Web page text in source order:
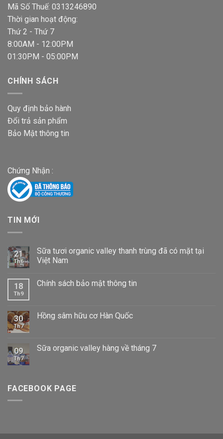
Mã Số Thuế: 0313246890
Thời gian hoạt động:
Thứ 2 - Thứ 7
8:00AM - 12:00PM
01:30PM - 05:00PM
CHÍNH SÁCH
Quy định bảo hành
Đổi trả sản phẩm
Bảo Mật thông tin
Chứng Nhận :
TIN MỚI
21
Th6
Sữa tươi organic valley thanh trùng đã có mặt tại
Việt Nam
18
Th9
Chính sách bảo mật thông tin
30
Th7
Hồng sâm hữu cơ Hàn Quốc
09
Th7
Sữa organic valley hàng về tháng 7
FACEBOOK PAGE